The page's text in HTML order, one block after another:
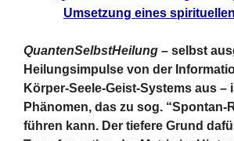
Umsetzung eines
QuantenSelbstHeilung – selbst
Heilungsimpulse von der
Körper-Seele-Geist-Systems aus –
Phänomen, das zu sog. “Spontan-
führen kann. Der tiefere Grund